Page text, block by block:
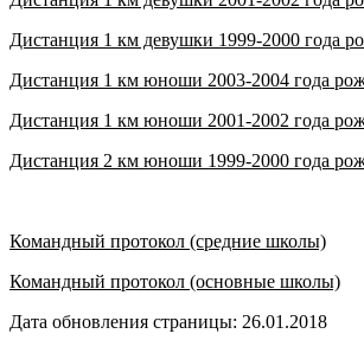
Дистанция 1 км девушки 1999-2000 года
Дистанция 1 км юноши 2003-2004 года
Дистанция 1 км юноши 2001-2002 года
Дистанция 2 км юноши 1999-2000 года
Командный протокол (средние школы)
Командный протокол (основные школы)
Дата обновления страницы: 26.01.2018